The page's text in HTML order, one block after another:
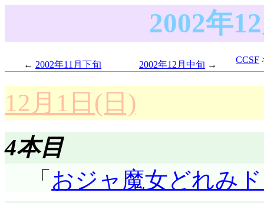
2002年
CCSF
2002年11月下旬 2002年12月中旬
12月1日(日)
4本目
「 おジャ魔女どれみ